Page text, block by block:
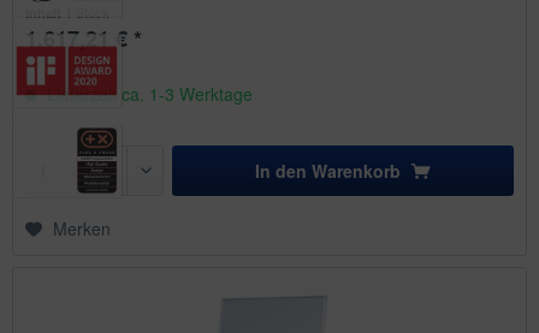
Inhalt 1 Stück
1.617,21 € *
Lieferzeit ca. 1-3 Werktage
In den Warenkorb
Merken